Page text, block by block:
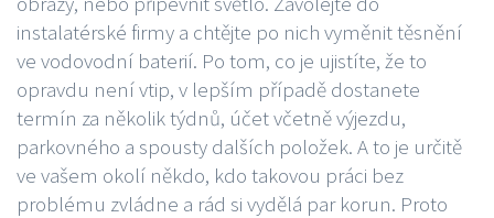
instalatérské firmy a chtějte po nich vyměnit těsnění
ve vodovodní baterií. Po tom, co je ujistíte, že to
opravdu není vtip, v lepším případě dostanete
termín za několik týdnů, účet včetně výjezdu,
parkovného a spousty dalších položek. A to je určitě
ve vašem okolí někdo, kdo takovou práci bez
problému zvládne a rád si vydělá par korun. Proto